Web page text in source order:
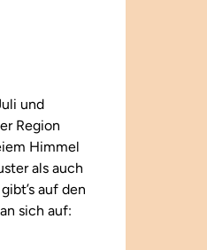
und
Region
Himmel
als auch
auf den
sich auf: